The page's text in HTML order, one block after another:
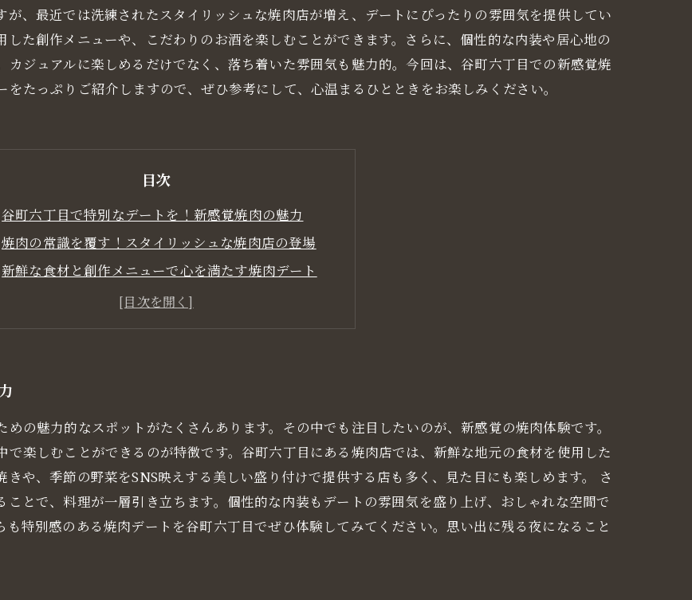
、最近では洗練されたスタイリッシュな焼肉店が増え、デートにぴったりの雰囲気を提供してい
た創作メニューや、こだわりのお酒を楽しむことができます。さらに、個性的な内装や居心地の
ジュアルに楽しめるだけでなく、落ち着いた雰囲気も魅力的。今回は、谷町六丁目での新感覚焼
たっぷりご紹介しますので、ぜひ参考にして、心温まるひとときをお楽しみください。
目次
谷町六丁目で特別なデートを！新感覚焼肉の魅力
焼肉の常識を覆す！スタイリッシュな焼肉店の登場
新鮮な食材と創作メニューで心を満たす焼肉デート
二人の距離が縮まる、居心地の良い空間とは？
谷町六丁目の焼肉店で、記憶に残る特別な夜を
谷町六丁目で叶える、心温まる焼肉デートの全貌
の魅力的なスポットがたくさんあります。その中でも注目したいのが、新感覚の焼肉体験です。
楽しむことができるのが特徴です。谷町六丁目にある焼肉店では、新鮮な地元の食材を使用した
や、季節の野菜をSNS映えする美しい盛り付けで提供する店も多く、見た目にも楽しめます。 さ
とで、料理が一層引き立ちます。個性的な内装もデートの雰囲気を盛り上げ、おしゃれな空間で
特別感のある焼肉デートを谷町六丁目でぜひ体験してみてください。思い出に残る夜になること